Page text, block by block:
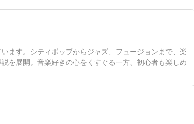
ます。シティポップからジャズ、フュージョンまで、楽
を展開。音楽好きの心をくすぐる一方、初心者も楽しめ